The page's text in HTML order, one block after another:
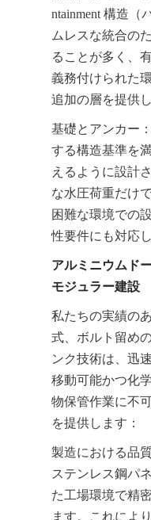
ntainment 構造（
ムレスな統合の
ることが多く、
義務付けられた
追加の層を提供し
基礎とアンカー
する構造基準を
えるように設計
な水圧荷重だけ
困難な環境での
性要件にも対応
アルミニウムド
モジュラー建設
私たちの実績の
式、ボルト留め
ンク技術は、迅
移動可能かつ化
物保管作業に不
を提供します：
製造における品
ステンレス鋼パ
た工場環境で精
ます。これによ